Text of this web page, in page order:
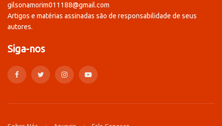
gilsonamorim011188@gmail.com
Artigos e matérias assinadas são de responsabilidade de seus
autores.
Siga-nos